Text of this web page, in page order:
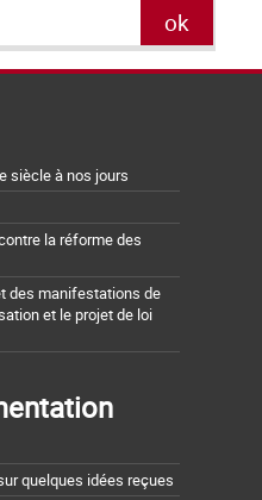
siècle à nos jours
la réforme des
des manifestations de
et le projet de loi
quelques idées reçues